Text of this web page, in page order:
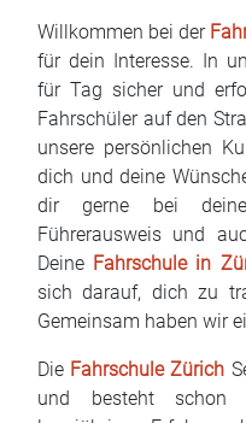
Blog
EN
Willkommen bei der
für dein Interesse. In
für Tag sicher und
Fahrschüler auf den
unsere persönlichen
dich und deine
dir gerne bei
Führerausweis und
Deine Fahrschule in
sich darauf, dich zu
Gemeinsam haben wir
Die Fahrschule Zürich
und besteht schon